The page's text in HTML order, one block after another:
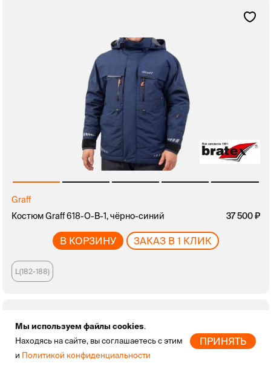
Graff
Костюм Graff 618-O-B-1, чёрно-синий
37 500
В КОРЗИНУ ЗАКАЗ В 1 КЛИК
L(182-188)
Мы используем файлы cookies.
Находясь на сайте, вы соглашаетесь с этим
и Политикой конфиденциальности
ПРИНЯТЬ